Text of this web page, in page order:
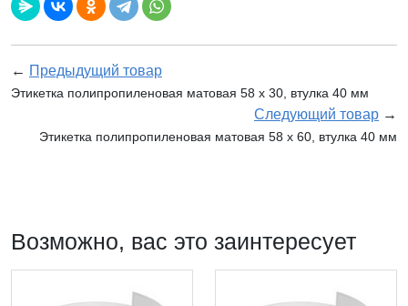
← Предыдущий товар
Этикетка полипропиленовая матовая 58 x 30, втулка 40 мм
Следующий товар →
Этикетка полипропиленовая матовая 58 x 60, втулка 40 мм
Возможно, вас это заинтересует